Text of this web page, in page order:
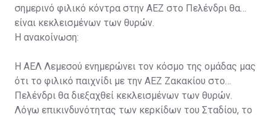
σημερινό φιλικό κόντρα στην ΑΕΖ στο Πελένδρι θα
είναι κεκλεισμένων των θυρών.
Η ανακοίνωση:
Η ΑΕΛ Λεμεσού ενημερώνει τον κόσμο της ομάδας μας
ότι το φιλικό παιχνίδι με την ΑΕΖ Ζακακίου στο
Πελένδρι θα διεξαχθεί κεκλεισμένων των θυρών.
Λόγω επικινδυνότητας των κερκίδων του Σταδίου, το